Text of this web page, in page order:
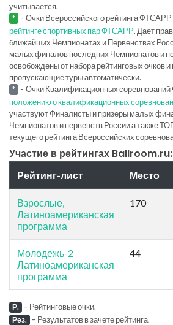
учитывается.
* - Очки Всероссийского рейтинга ФТСАРР
рейтинге спортивных пар ФТСАРР. Дает
ближайших Чемпионатах и Первенствах
малых финалов последних Чемпионатов и
освобождены от набора рейтинговых очков
пропускающие туры автоматически.
* - Очки Квалификационных
положению о квалификационных
участвуют Финалисты и призеры малых
Чемпионатов и первенств России а также
текущего рейтинга Всероссийских
Участие в рейтингах Ballroom.ru:
Рейтинг-лист Место
Взрослые,
Латиноамериканская
программа
170
Молодежь-2
Латиноамериканская
программа
44
Р. - Рейтинговые очки.
Рез. - Результатов в зачете рейтинга.